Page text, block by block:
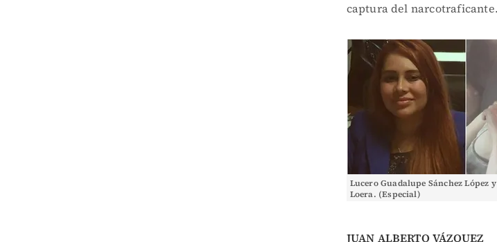
captura del narcotraficante.
Lucero Guadalupe Sánchez López
Loera. (Especial)
JUAN ALBERTO VÁZQUEZ